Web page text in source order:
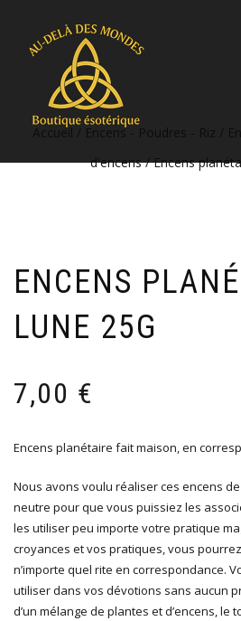
Accueil Encens - Poudres - Riz
d'encens/ Encens
ENCENS
LUNE 25G
7,00 €
Encens planétaire fait maison, en
Nous avons voulu réaliser ces encens
neutre pour que vous puissiez les
les utiliser peu importe votre pratique
croyances et vos pratiques, vous
n’importe quel rite en correspondance.
utiliser dans vos dévotions sans aucun
d’un mélange de plantes et d’encens, le